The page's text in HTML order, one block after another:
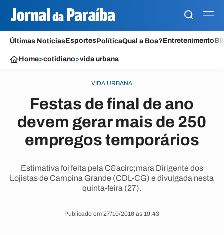
Últimas NotíciasEsportesPolíticaQual a Boa?Entretenimento
Home>cotidiano>vida urbana
VIDA URBANA
Festas de final de ano
devem gerar mais de 250
empregos temporários
Estimativa foi feita pela C&acirc;mara Dirigente dos
Lojistas de Campina Grande (CDL-CG) e divulgada nesta
quinta-feira (27).
Publicado em 27/10/2016 às 19:43